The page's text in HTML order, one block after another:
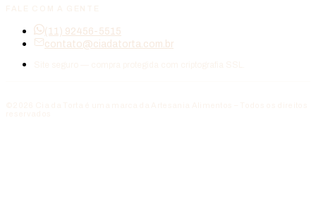
(11) 92456-5515
contato@ciadatorta.com.br